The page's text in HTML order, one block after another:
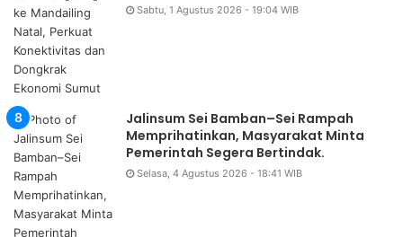
Sabtu, 1 Agustus 2026 - 19:04 WIB
Jalinsum Sei Bamban–Sei Rampah
Memprihatinkan, Masyarakat Minta
Pemerintah Segera Bertindak.
Selasa, 4 Agustus 2026 - 18:41 WIB